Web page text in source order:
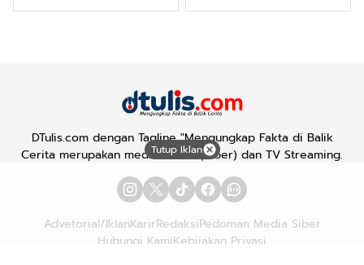
Tutup Iklan
DTulis.com dengan Tagline "Mengungkap Fakta di Balik
Cerita merupakan media online (Siber) dan TV Streaming.
Advetorial/IklanKarirRedaksiPedoman Media Siber
Hubungi KamiKebijakan Privasi